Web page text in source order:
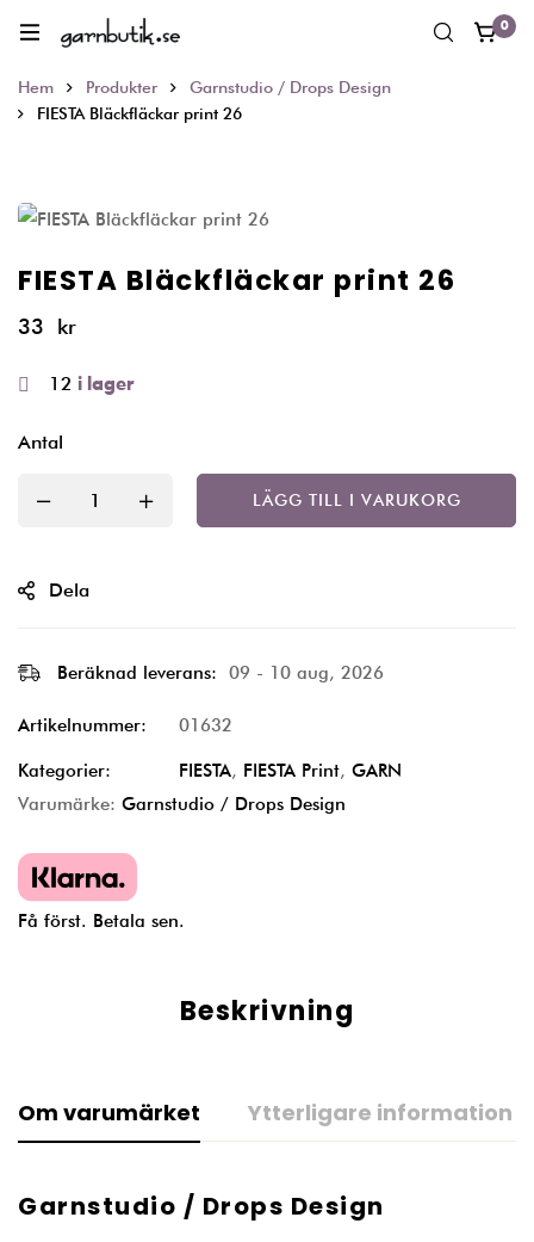
0
Hem Produkter
Garnstudio / Drops Design
FIESTA Bläckfläckar print 26
FIESTA Bläckfläckar print 26
33 kr
12 i lager
Antal
LÄGG TILL I VARUKORG
Dela
Beräknad leverans: 09 - 10 aug, 2026
Artikelnummer: 01632
Kategorier: FIESTA, FIESTA Print, GARN
Varumärke: Garnstudio / Drops Design
Få först. Betala sen.
Beskrivning
Om varumärket Ytterligare information
Garnstudio / Drops Design